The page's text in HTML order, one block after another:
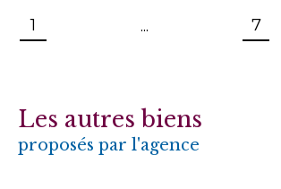
1 ... 7
Les autres biens
proposés par l'agence